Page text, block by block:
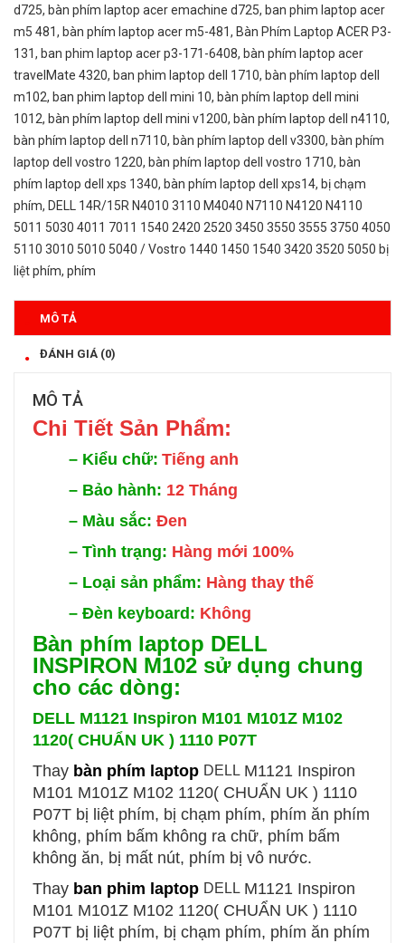
d725, bàn phím laptop acer emachine d725, ban phim laptop acer
m5 481, bàn phím laptop acer m5-481, Bàn Phím Laptop ACER P3-
131, ban phim laptop acer p3-171-6408, bàn phím laptop acer
travelMate 4320, ban phim laptop dell 1710, bàn phím laptop dell
m102, ban phim laptop dell mini 10, bàn phím laptop dell mini
1012, bàn phím laptop dell mini v1200, bàn phím laptop dell n4110,
bàn phím laptop dell n7110, bàn phím laptop dell v3300, bàn phím
laptop dell vostro 1220, bàn phím laptop dell vostro 1710, bàn
phím laptop dell xps 1340, bàn phím laptop dell xps14, bị chạm
phím, DELL 14R/15R N4010 3110 M4040 N7110 N4120 N4110
5011 5030 4011 7011 1540 2420 2520 3450 3550 3555 3750 4050
5110 3010 5010 5040 / Vostro 1440 1450 1540 3420 3520 5050 bị
liệt phím, phím
MÔ TẢ
ĐÁNH GIÁ (0)
MÔ TẢ
Chi Tiết Sản Phẩm:
– Kiểu chữ: Tiếng anh
– Bảo hành: 12 Tháng
– Màu sắc: Đen
– Tình trạng: Hàng mới 100%
– Loại sản phẩm: Hàng thay thế
– Đèn keyboard: Không
Bàn phím laptop DELL
INSPIRON M102 sử dụng chung
cho các dòng:
DELL M1121 Inspiron M101 M101Z M102
1120( CHUẨN UK ) 1110 P07T
Thay bàn phím laptop DELL M1121 Inspiron
M101 M101Z M102 1120( CHUẨN UK ) 1110
P07T bị liệt phím, bị chạm phím, phím ăn phím
không, phím bấm không ra chữ, phím bấm
không ăn, bị mất nút, phím bị vô nước.
Thay ban phim laptop DELL M1121 Inspiron
M101 M101Z M102 1120( CHUẨN UK ) 1110
P07T bị liệt phím, bị chạm phím, phím ăn phím